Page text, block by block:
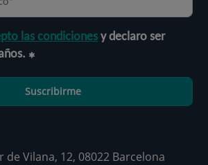
las condicionesy declaro ser
Suscribirme
de Vilana, 12, 08022 Barcelona